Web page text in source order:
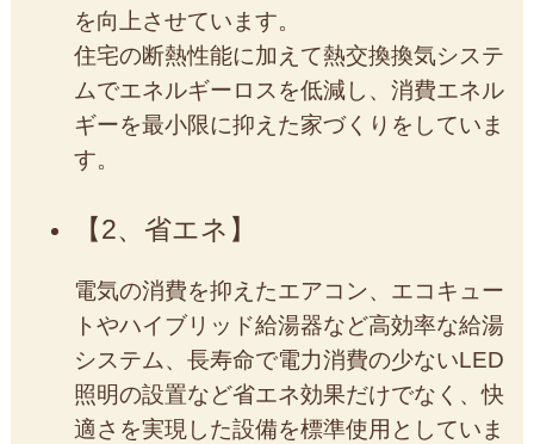
を向上させています。
住宅の断熱性能に加えて熱交換換気システ
ムでエネルギーロスを低減し、消費エネル
ギーを最小限に抑えた家づくりをしていま
す。
2、省エネ
電気の消費を抑えたエアコン、エコキュー
トやハイブリッド給湯器など高効率な給湯
システム、長寿命で電力消費の少ないLED
照明の設置など省エネ効果だけでなく、快
適さを実現した設備を標準使用としていま